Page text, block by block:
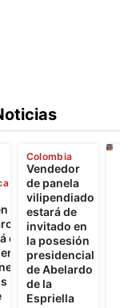
el
Colombia
Vendedor
de panela
vilipendiado
estará de
invitado en
la posesión
presidencial
de Abelardo
de la
Espriella